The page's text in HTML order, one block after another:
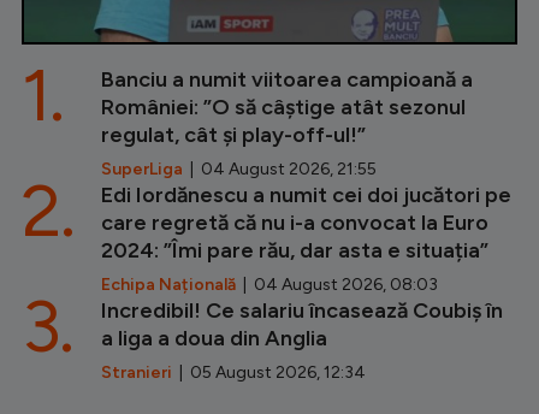
Banciu a numit viitoarea campioană a
României: ”O să câștige atât sezonul
regulat, cât și play-off-ul!”
SuperLiga | 04 August 2026, 21:55
1.
Edi Iordănescu a numit cei doi jucători pe
care regretă că nu i-a convocat la Euro
2024: ”Îmi pare rău, dar asta e situația”
Echipa Națională | 04 August 2026, 08:03
2.
Incredibil! Ce salariu încasează Coubiș în
a liga a doua din Anglia
Stranieri | 05 August 2026, 12:34
3.